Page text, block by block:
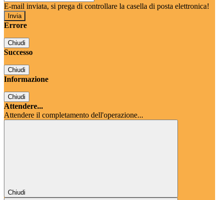
E-mail inviata, si prega di controllare la casella di posta elettronica!
Errore
Chiudi
Successo
Chiudi
Informazione
Chiudi
Attendere...
Attendere il completamento dell'operazione...
Chiudi